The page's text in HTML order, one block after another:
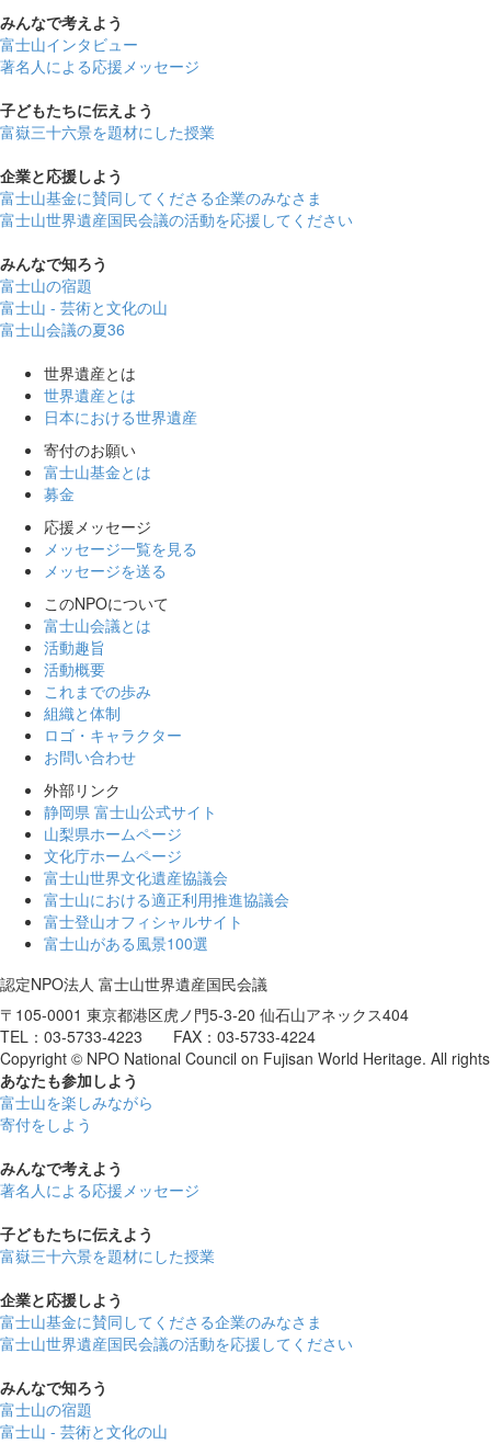
みんなで考えよう
富士山インタビュー
著名人による応援メッセージ
子どもたちに伝えよう
富嶽三十六景を題材にした授業
企業と応援しよう
富士山基金に賛同してくださる企業のみなさま
富士山世界遺産国民会議の活動を応援してください
みんなで知ろう
富士山の宿題
富士山 - 芸術と文化の山
富士山会議の夏36
世界遺産とは
世界遺産とは
日本における世界遺産
寄付のお願い
富士山基金とは
募金
応援メッセージ
メッセージ一覧を見る
メッセージを送る
このNPOについて
富士山会議とは
活動趣旨
活動概要
これまでの歩み
組織と体制
ロゴ・キャラクター
お問い合わせ
外部リンク
静岡県 富士山公式サイト
山梨県ホームページ
文化庁ホームページ
富士山世界文化遺産協議会
富士山における適正利用推進協議会
富士登山オフィシャルサイト
富士山がある風景100選
認定NPO法人 富士山世界遺産国民会議
〒105-0001 東京都港区虎ノ門5-3-20 仙石山アネックス404
TEL：03-5733-4223 FAX：03-5733-4224
Copyright © NPO National Council on Fujisan World Heritage. All
あなたも参加しよう
富士山を楽しみながら
寄付をしよう
みんなで考えよう
著名人による応援メッセージ
子どもたちに伝えよう
富嶽三十六景を題材にした授業
企業と応援しよう
富士山基金に賛同してくださる企業のみなさま
富士山世界遺産国民会議の活動を応援してください
みんなで知ろう
富士山の宿題
富士山 - 芸術と文化の山